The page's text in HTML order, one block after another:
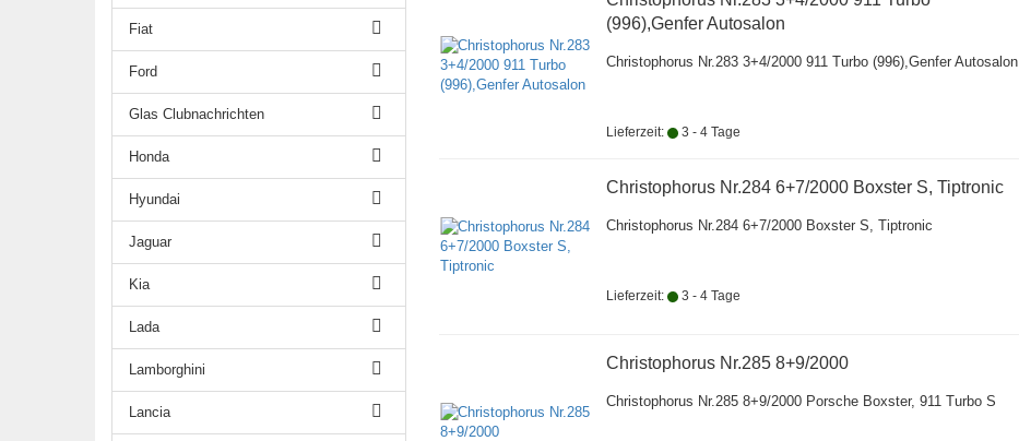
(996),Genfer Autosalon
Christophorus Nr.283 3+4/2000 911 Turbo (996),Genfer Autosalon
Lieferzeit: 3 - 4 Tage
Christophorus Nr.284 6+7/2000 Boxster S, Tiptronic
Christophorus Nr.284 6+7/2000 Boxster S, Tiptronic
Lieferzeit: 3 - 4 Tage
Christophorus Nr.285 8+9/2000
Christophorus Nr.285 8+9/2000 Porsche Boxster, 911 Turbo S
Fiat
Ford
Glas Clubnachrichten
Honda
Hyundai
Jaguar
Kia
Lada
Lamborghini
Lancia